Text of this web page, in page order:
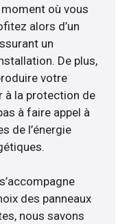
où vous
alors d’un
un
De plus,
votre
à la protection de
à faire appel à
de l’énergie
des panneaux
nous savons